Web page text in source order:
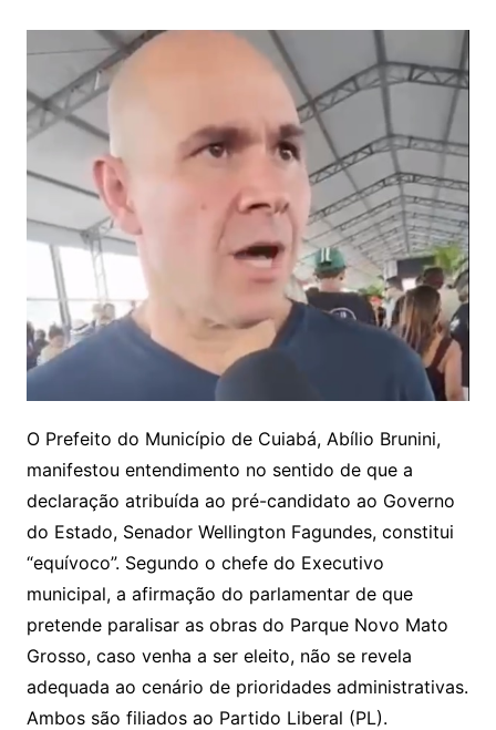
O Prefeito do Município de Cuiabá, Abílio Brunini,
manifestou entendimento no sentido de que a
declaração atribuída ao pré-candidato ao Governo
do Estado, Senador Wellington Fagundes, constitui
“equívoco”. Segundo o chefe do Executivo
municipal, a afirmação do parlamentar de que
pretende paralisar as obras do Parque Novo Mato
Grosso, caso venha a ser eleito, não se revela
adequada ao cenário de prioridades administrativas.
Ambos são filiados ao Partido Liberal (PL).